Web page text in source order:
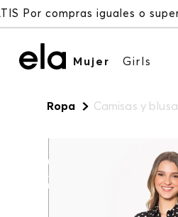
Mujer Girls
Ropa Camisas y